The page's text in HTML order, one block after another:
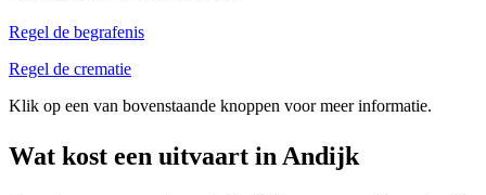
Regel de begrafenis
Regel de crematie
Klik op een van bovenstaande knoppen voor meer informatie.
Wat kost een uitvaart in Andijk